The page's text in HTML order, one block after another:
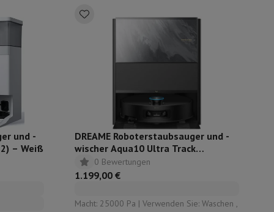
und -
– Weiß
DREAME Roboterstaubsauger und -
wischer Aqua10 Ultra Track
Complete
0 Bewertungen
1.199,00 €
Macht: 25000 Pa | Verwenden Sie: Waschen ,